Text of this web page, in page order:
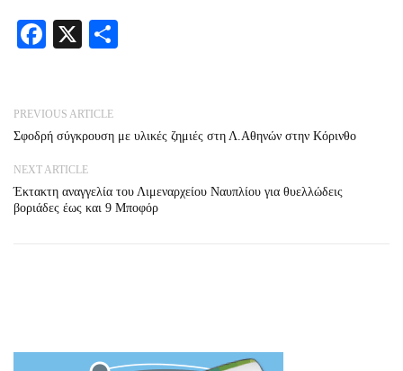
Facebook
X
PREVIOUS ARTICLE
Σφοδρή σύγκρουση με υλικές ζημιές στη Λ.Αθηνών στην Κόρινθο
NEXT ARTICLE
Έκτακτη αναγγελία του Λιμεναρχείου Ναυπλίου για θυελλώδεις
βοριάδες έως και 9 Μποφόρ